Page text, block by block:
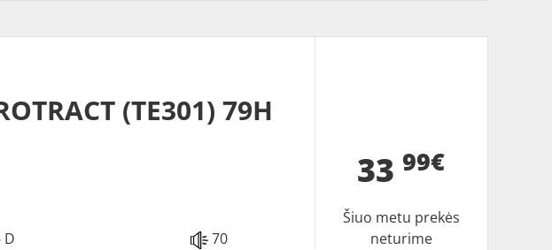
(TE301) 79H
D 70
3399€
Šiuo metu prekės
neturime